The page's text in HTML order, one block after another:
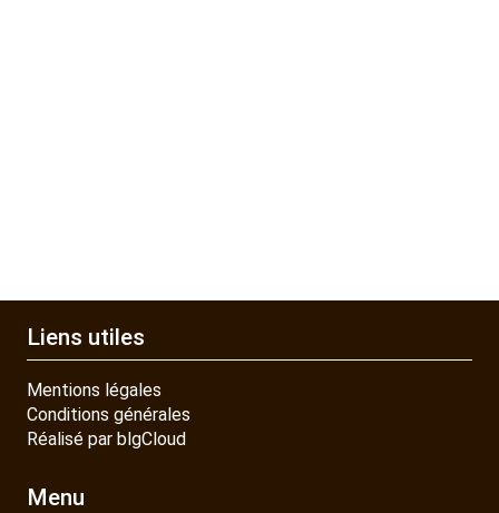
Liens utiles
Mentions légales
Conditions générales
Réalisé par blgCloud
Menu